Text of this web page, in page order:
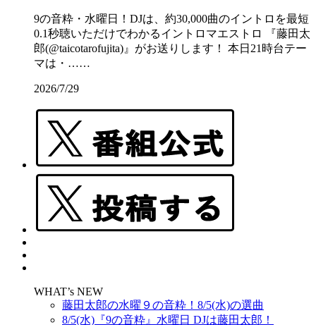
9の音粋・水曜日！DJは、約30,000曲のイントロを最短
0.1秒聴いただけでわかるイントロマエストロ 『藤田太
郎(@taicotarofujita)』がお送りします！ 本日21時台テー
マは・……
2026/7/29
WHAT’s NEW
藤田太郎の水曜９の音粋！8/5(水)の選曲
8/5(水)『9の音粋』水曜日 DJは藤田太郎！